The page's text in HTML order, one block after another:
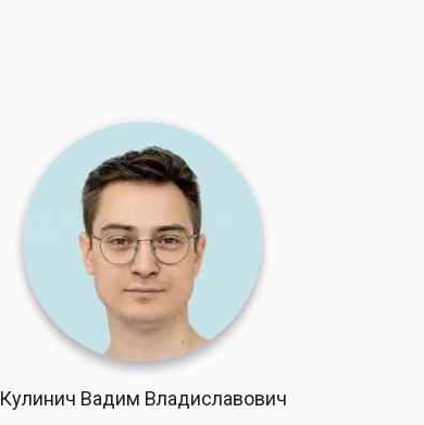
Кулинич Вадим Владиславович